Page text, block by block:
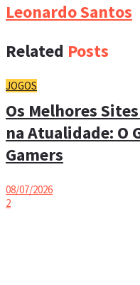
Leonardo Santos
Related Posts
JOGOS
Os Melhores
na Atualidade: O
Gamers
08/07/2026
2